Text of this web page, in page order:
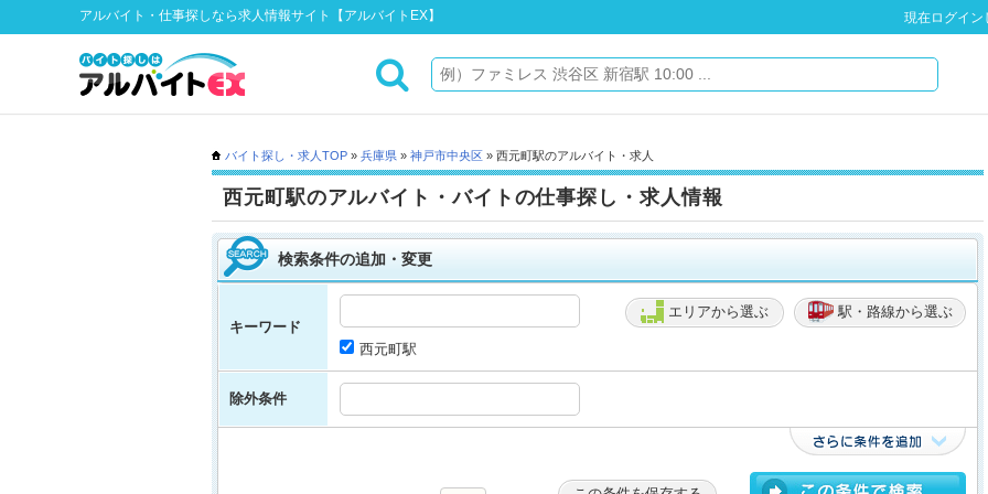
アルバイト・仕事探しなら求人情報サイト【アルバイトEX】 現在ログイン
バイト探し・求人TOP » 兵庫県 » 神戸市中央区 » 西元町駅のアルバイト・求人
西元町駅のアルバイト・バイトの仕事探し・求人情報
検索条件の追加・変更
キーワード
エリアから選ぶ 駅・路線から選ぶ
西元町駅
除外条件